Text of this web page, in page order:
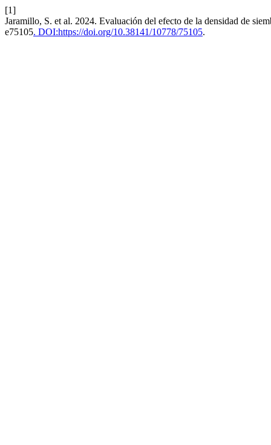
[1]
Jaramillo, S. et al. 2024. Evaluación del efecto de la densidad de
e75105. DOI:https://doi.org/10.38141/10778/75105.